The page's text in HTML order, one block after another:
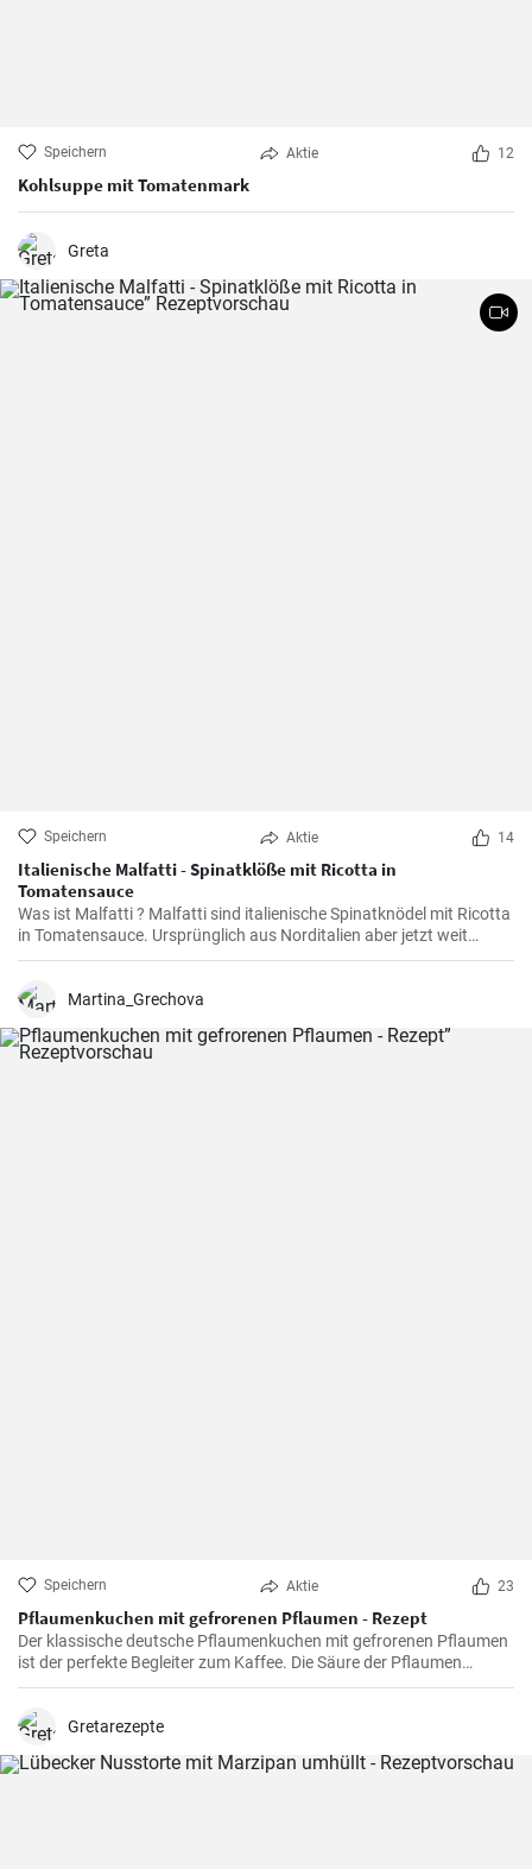
Speichern Aktie 12
Kohlsuppe mit Tomatenmark
Greta
Speichern Aktie 14
Italienische Malfatti - Spinatklöße mit Ricotta in
Tomatensauce
Was ist Malfatti ? Malfatti sind italienische Spinatknödel mit Ricotta
in Tomatensauce. Ursprünglich aus Norditalien aber jetzt weit
verbreitet in ganz Italien werden die Spinat Ricotta Klöße mit
Martina_Grechova
Speichern Aktie 23
Pflaumenkuchen mit gefrorenen Pflaumen - Rezept
Der klassische deutsche Pflaumenkuchen mit gefrorenen Pflaumen
ist der perfekte Begleiter zum Kaffee. Die Säure der Pflaumen
kombiniert mit der Süße des Kuchenteigs ergibt ein harmonisches
Gretarezepte